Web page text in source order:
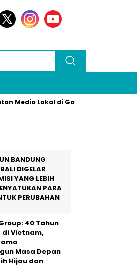
di Gala Dinner Asia Africa,
BANDUNG
DIGELAR
YANG LEBIH
PARA
PERUBAHAN
40 Tahun
di Vietnam,
Masa Depan
Hijau dan